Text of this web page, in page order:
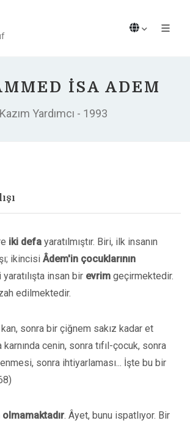
İSA ADEM
Kazım Yardımcı - 1993
iki defa yaratılmıştır. Biri, ilk insanın
ikincisi Âdem'in çocuklarının
yaratılışta insan bir evrim geçirmektedir.
edilmektedir.
sonra bir çiğnem sakız kadar et
karnında cenin, sonra tıfıl-çocuk, sonra
sonra ihtiyarlaması... İşte bu bir
. Âyet, bunu ispatlıyor. Bir